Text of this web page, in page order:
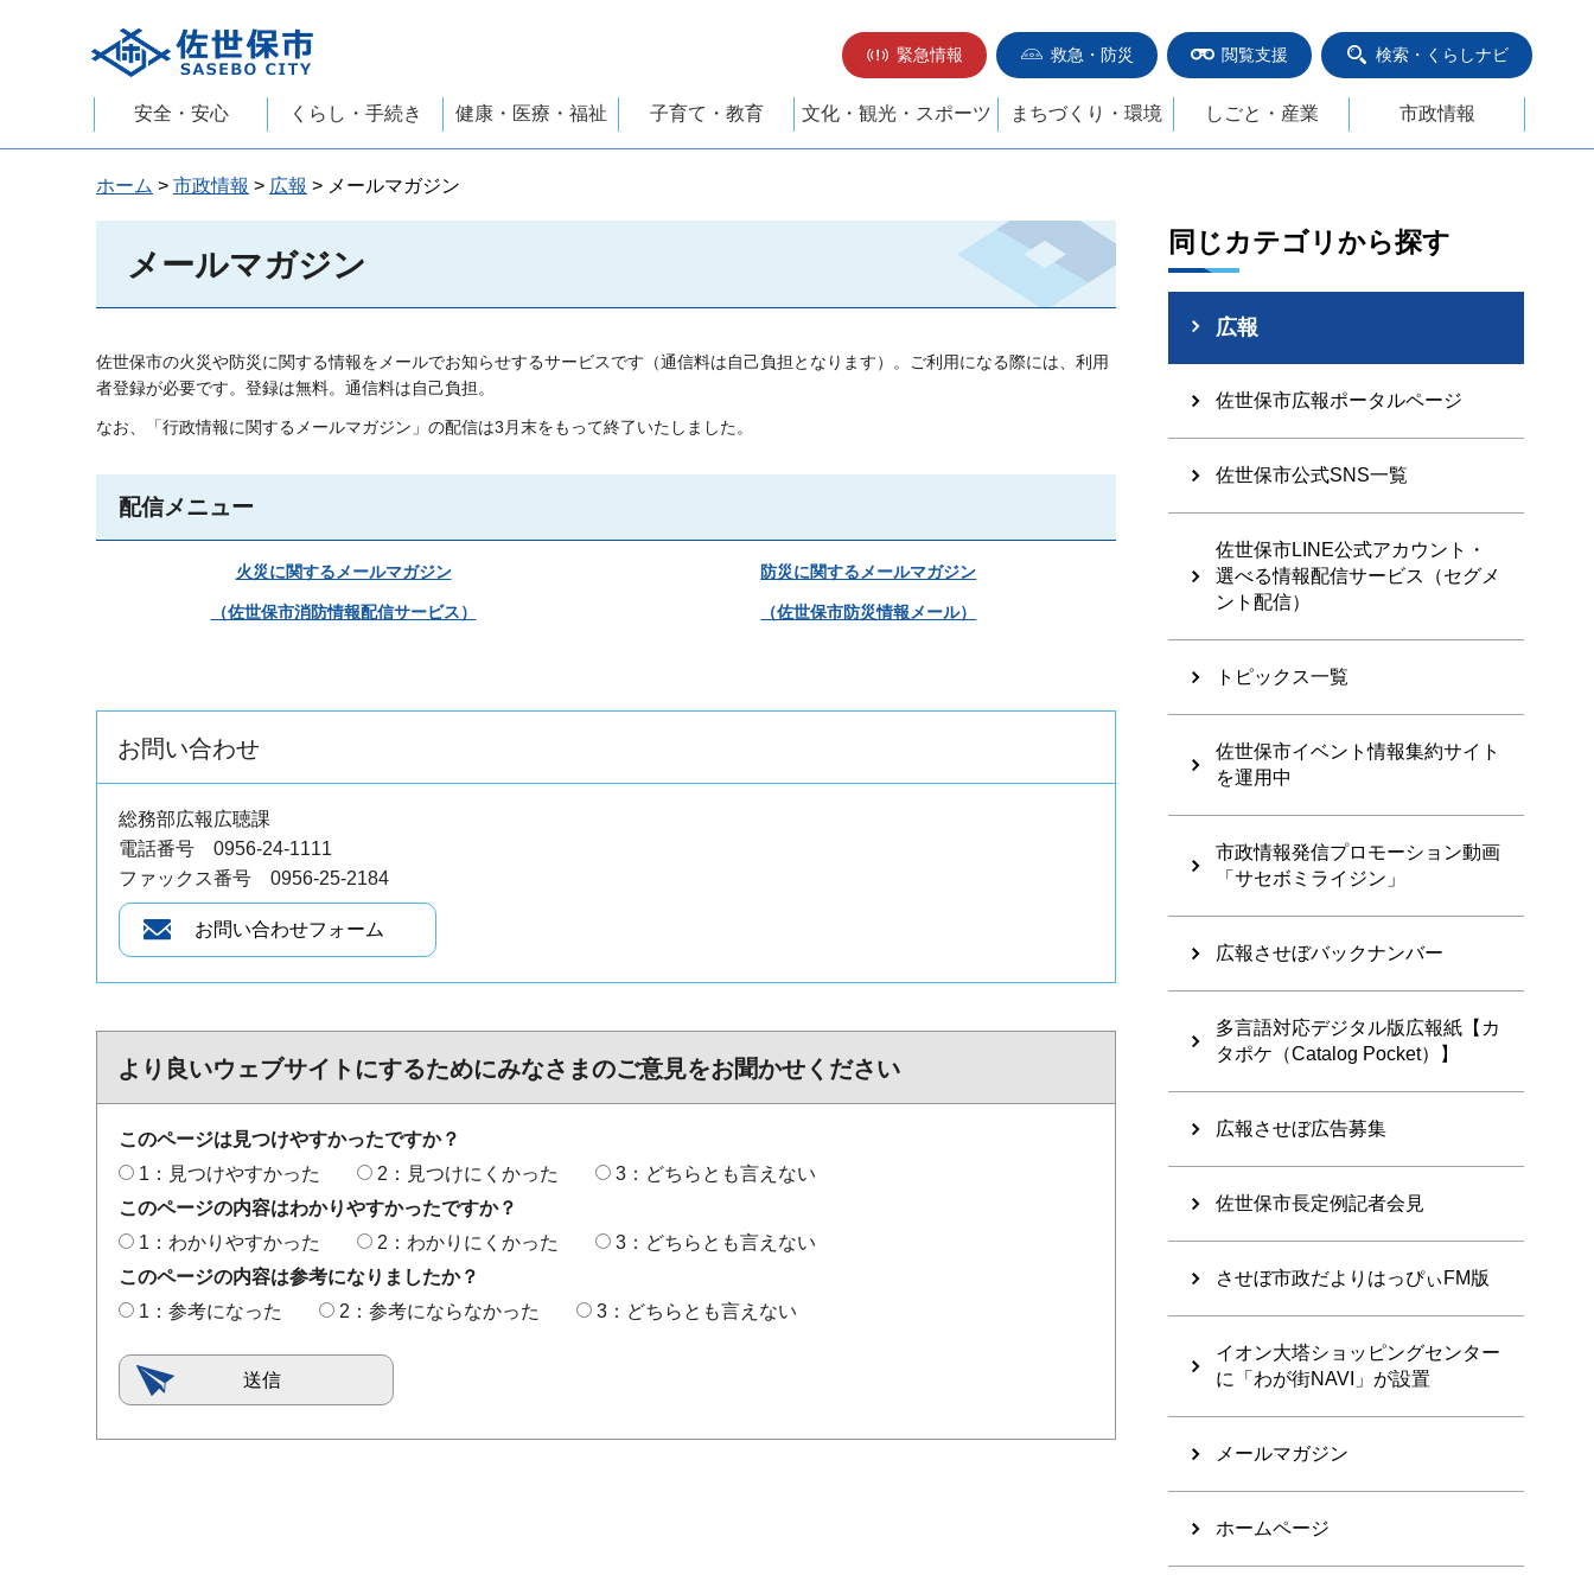
佐世保市
緊急情報
救急・防災 閲覧支援 検索・くらしナビ
安全・安心 くらし・手続き 健康・医療・福祉 子育て・教育 文化・観光・スポーツ まちづくり・環境 しごと・産業 市政情報
ホーム > 市政情報 > 広報 > メールマガジン
メールマガジン
佐世保市の火災や防災に関する情報をメールでお知らせするサービスです（通信料は自己負担となります）。ご利用になる際には、利用
者登録が必要です。登録は無料。通信料は自己負担。
なお、「行政情報に関するメールマガジン」の配信は3月末をもって終了いたしました。
配信メニュー
火災に関するメールマガジン
（佐世保市消防情報配信サービス）
防災に関するメールマガジン
（佐世保市防災情報メール）
お問い合わせ
総務部広報広聴課
電話番号 0956-24-1111
ファックス番号 0956-25-2184
より良いウェブサイトにするためにみなさまのご意見をお聞かせください
このページは見つけやすかったですか？
1：見つけやすかった
2：見つけにくかった
3：どちらとも言えない
このページの内容はわかりやすかったですか？
1：わかりやすかった
2：わかりにくかった
3：どちらとも言えない
このページの内容は参考になりましたか？
1：参考になった
2：参考にならなかった 3：どちらとも言えない
同じカテゴリから探す
広報
佐世保市広報ポータルページ
佐世保市公式SNS一覧
佐世保市LINE公式アカウント・
選べる情報配信サービス（セグメ
ント配信）
トピックス一覧
佐世保市イベント情報集約サイト
を運用中
市政情報発信プロモーション動画
「サセボミライジン」
広報させぼバックナンバー
多言語対応デジタル版広報紙【カ
タポケ（Catalog Pocket）】
広報させぼ広告募集
佐世保市長定例記者会見
させぼ市政だよりはっぴぃFM版
イオン大塔ショッピングセンター
に「わが街NAVI」が設置
メールマガジン
ホームページ